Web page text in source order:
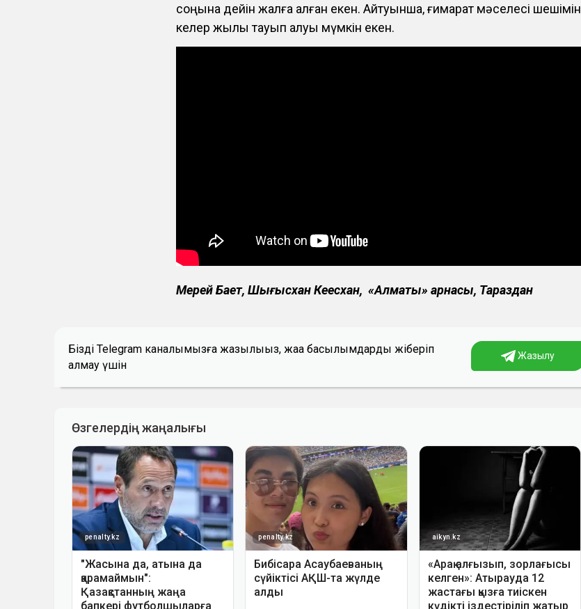
соңына дейін жалға алған екен. Айтуынша, ғимарат мәселесі шешімін
келер жылы тауып қалуы мүмкін екен.
Мерей Бает, Шыңғысхан Кеңесхан, «Алматы» арнасы, Тараздан
Біздің Telegram каналымызға жазылыңыз, жаңа басылымдарды жіберіп
алмау үшін
Жазылу